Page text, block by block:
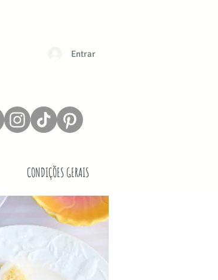
Entrar
CONDIÇÕES GERAIS